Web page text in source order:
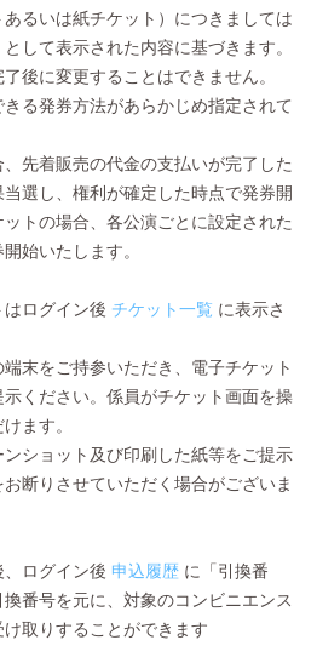
るいは紙チケット）につきましては
して表示された内容に基づきます。
後に変更することはできません。
る発券方法があらかじめ指定されて
先着販売の代金の支払いが完了した
選し、権利が確定した時点で発券開
トの場合、各公演ごとに設定された
始いたします。
ログイン後 チケット一覧 に表示さ
末をご持参いただき、電子チケット
ください。係員がチケット画面を操
ます。
ショット及び印刷した紙等をご提示
断りさせていただく場合がございま
ログイン後 申込履歴 に「引換番
番号を元に、対象のコンビニエンス
取りすることができます